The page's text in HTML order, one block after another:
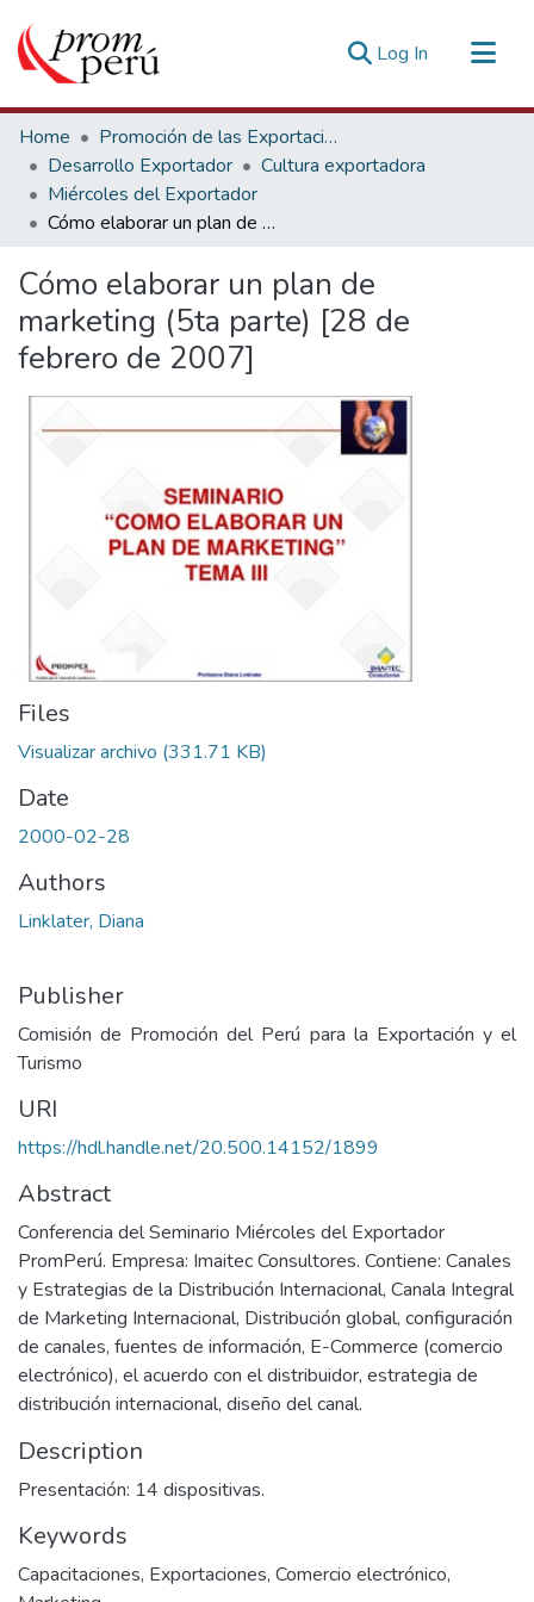
Log In (current)
Communities & Collections
All of DSpace
Statistics
Estadísticas Externas
Home
Promoción de las Exportaciones
Desarrollo Exportador
Cultura exportadora
Miércoles del Exportador
Cómo elaborar un plan de marketing (5ta parte) [28 de febrero de 2007]
Cómo elaborar un plan de
marketing (5ta parte) [28 de
febrero de 2007]
Files
Visualizar archivo (331.71 KB)
Date
2000-02-28
Authors
Linklater, Diana
Publisher
Comisión de Promoción del Perú para la Exportación y el
Turismo
URI
https://hdl.handle.net/20.500.14152/1899
Abstract
Conferencia del Seminario Miércoles del Exportador
PromPerú. Empresa: Imaitec Consultores. Contiene: Canales
y Estrategias de la Distribución Internacional, Canala Integral
de Marketing Internacional, Distribución global, configuración
de canales, fuentes de información, E-Commerce (comercio
electrónico), el acuerdo con el distribuidor, estrategia de
distribución internacional, diseño del canal.
Description
Presentación: 14 dispositivas.
Keywords
Capacitaciones, Exportaciones, Comercio electrónico,